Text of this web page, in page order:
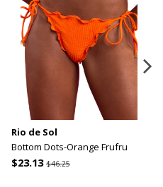
Rio de Sol
Bottom Dots-Orange Frufru
$23.13 $46.25